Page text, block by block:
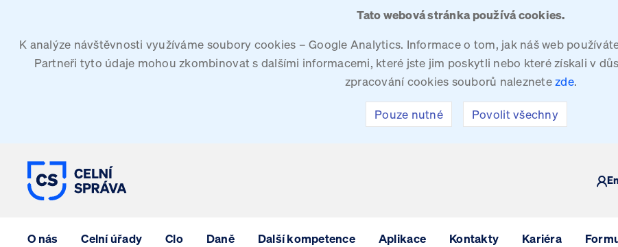
Tato webová stránka používá cookies.
K analýze návštěvnosti využíváme soubory cookies – Google Analytics. Informace o tom, jak náš web
Partneři tyto údaje mohou zkombinovat s dalšími informacemi, které jste jim poskytli nebo které získali v
zpracování cookies souborů naleznetezde.
Pouze nutné Povolit všechny
En
O nás Celní úřady Clo Daně Další kompetence Aplikace Kontakty Kariéra